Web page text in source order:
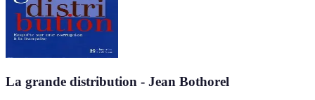
La grande distribution - Jean Bothorel